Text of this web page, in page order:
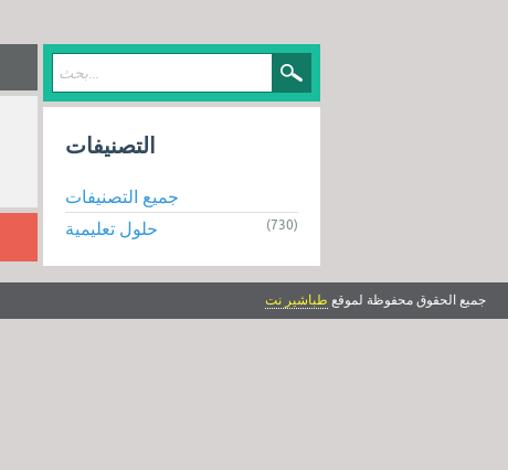
التصنيفات
جميع التصنيفات
حلول تعليمية
(730)
جميع الحقوق محفوظة لموقع طباشير نت